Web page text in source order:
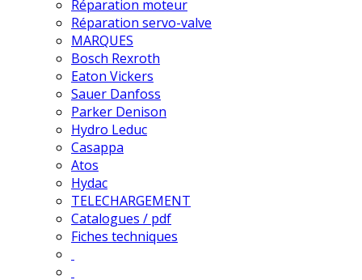
Réparation moteur
Réparation servo-valve
MARQUES
Bosch Rexroth
Eaton Vickers
Sauer Danfoss
Parker Denison
Hydro Leduc
Casappa
Atos
Hydac
TELECHARGEMENT
Catalogues / pdf
Fiches techniques